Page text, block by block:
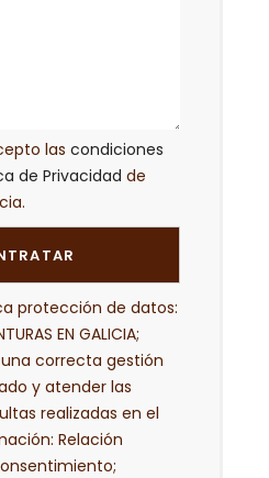
las condiciones
de Privacidad de
protección de datos:
EN GALICIA;
una correcta gestión
y atender las
realizadas en el
Relación